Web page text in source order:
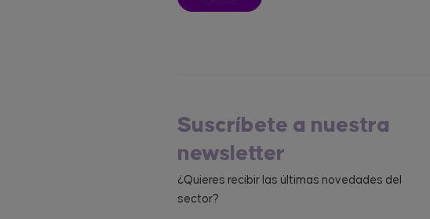
Suscríbete a nuestra
newsletter
¿Quieres recibir las últimas novedades del
sector?